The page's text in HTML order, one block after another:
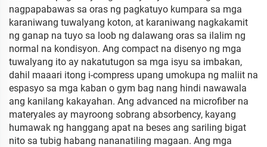
nagpapabawas sa oras ng pagkatuyo kumpara sa mga
karaniwang tuwalyang koton, at karaniwang nagkakamit
ng ganap na tuyo sa loob ng dalawang oras sa ilalim ng
normal na kondisyon. Ang compact na disenyo ng mga
tuwalyang ito ay nakatutugon sa mga isyu sa imbakan,
dahil maaari itong i-compress upang umokupa ng maliit na
espasyo sa mga kaban o gym bag nang hindi nawawala
ang kanilang kakayahan. Ang advanced na microfiber na
materyales ay mayroong sobrang absorbency, kayang
humawak ng hanggang apat na beses ang sariling bigat
nito sa tubig habang nananatiling magaan. Ang mga